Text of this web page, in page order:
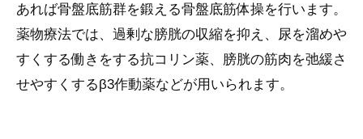
あれば骨盤底筋群を鍛える骨盤底筋体操を行います。
薬物療法では、過剰な膀胱の収縮を抑え、尿を溜めや
すくする働きをする抗コリン薬、膀胱の筋肉を弛緩さ
せやすくするβ3作動薬などが用いられます。